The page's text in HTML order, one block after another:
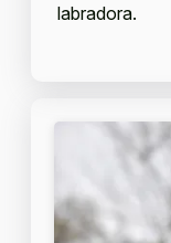
labradora.